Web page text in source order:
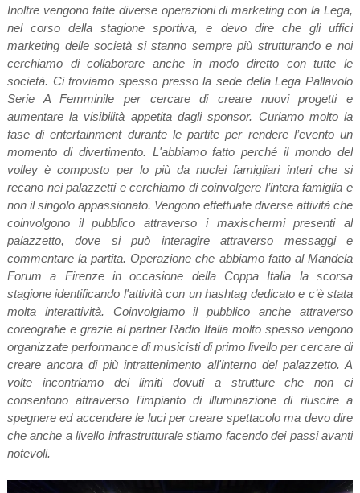
Inoltre vengono fatte diverse operazioni di marketing con la Lega,
nel corso della stagione sportiva, e devo dire che gli uffici
marketing delle società si stanno sempre più strutturando e noi
cerchiamo di collaborare anche in modo diretto con tutte le
società. Ci troviamo spesso presso la sede della Lega Pallavolo
Serie A Femminile per cercare di creare nuovi progetti e
aumentare la visibilità appetita dagli sponsor. Curiamo molto la
fase di entertainment durante le partite per rendere l’evento un
momento di divertimento. L'abbiamo fatto perché il mondo del
volley è composto per lo più da nuclei famigliari interi che si
recano nei palazzetti e cerchiamo di coinvolgere l’intera famiglia e
non il singolo appassionato. Vengono effettuate diverse attività che
coinvolgono il pubblico attraverso i maxischermi presenti al
palazzetto, dove si può interagire attraverso messaggi e
commentare la partita. Operazione che abbiamo fatto al Mandela
Forum a Firenze in occasione della Coppa Italia la scorsa
stagione identificando l'attività con un hashtag dedicato e c’è stata
molta interattività. Coinvolgiamo il pubblico anche attraverso
coreografie e grazie al partner Radio Italia molto spesso vengono
organizzate performance di musicisti di primo livello per cercare di
creare ancora di più intrattenimento all'interno del palazzetto. A
volte incontriamo dei limiti dovuti a strutture che non ci
consentono attraverso l’impianto di illuminazione di riuscire a
spegnere ed accendere le luci per creare spettacolo ma devo dire
che anche a livello infrastrutturale stiamo facendo dei passi avanti
notevoli.